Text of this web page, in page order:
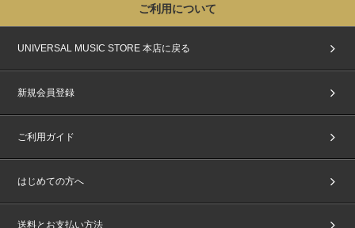
ご利用について
UNIVERSAL MUSIC STORE 本店に戻る
新規会員登録
ご利用ガイド
はじめての方へ
送料とお支払い方法